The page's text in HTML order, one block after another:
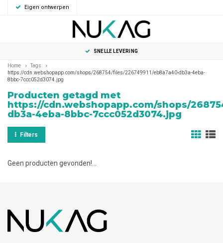
Eigen ontwerpen
SNELLE LEVERING
Home
Tags
https://cdn.webshopapp.com/shops/268754/files/226749911/eb8a7a40-db3a-4eba-
8bbc-7ccc052d3074.jpg
Producten getagd met
https://cdn.webshopapp.com/shops/
db3a-4eba-8bbc-7ccc052d3074.jpg
Filters
Geen producten gevonden!...